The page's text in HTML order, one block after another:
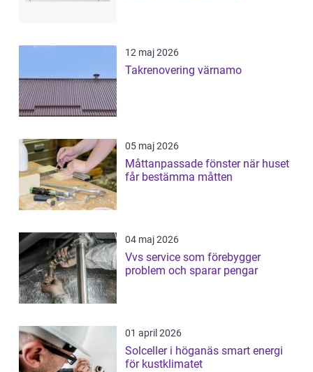
12 maj 2026
Takrenovering värnamo
05 maj 2026
Måttanpassade fönster när huset
får bestämma måtten
04 maj 2026
Vvs service som förebygger
problem och sparar pengar
01 april 2026
Solceller i höganäs smart energi
för kustklimatet